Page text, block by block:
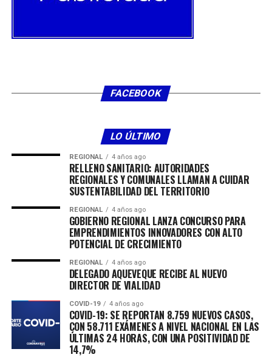
FACEBOOK
LO ÚLTIMO
REGIONAL 4 años ago
RELLENO SANITARIO: AUTORIDADES
REGIONALES Y COMUNALES LLAMAN A CUIDAR
SUSTENTABILIDAD DEL TERRITORIO
REGIONAL 4 años ago
GOBIERNO REGIONAL LANZA CONCURSO PARA
EMPRENDIMIENTOS INNOVADORES CON ALTO
POTENCIAL DE CRECIMIENTO
REGIONAL 4 años ago
DELEGADO AQUEVEQUE RECIBE AL NUEVO
DIRECTOR DE VIALIDAD
COVID-19 4 años ago
COVID-19: SE REPORTAN 8.759 NUEVOS CASOS,
CON 58.711 EXÁMENES A NIVEL NACIONAL EN LAS
ÚLTIMAS 24 HORAS, CON UNA POSITIVIDAD DE
14,7%